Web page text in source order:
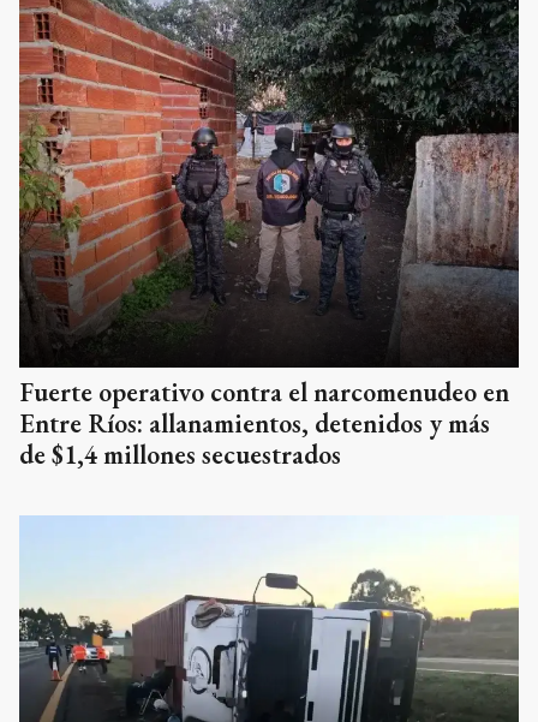
Fuerte operativo contra el narcomenudeo en
Entre Ríos: allanamientos, detenidos y más
de $1,4 millones secuestrados